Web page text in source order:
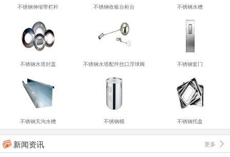
不锈钢伸缩带栏杆 不锈钢收银台柜台 不锈钢水槽
不锈钢水塔封盖 不锈钢水塔配件丝口浮球阀 不锈钢套门
不锈钢天沟水槽 不锈钢桶 不锈钢托盘
 新闻资讯 更多 